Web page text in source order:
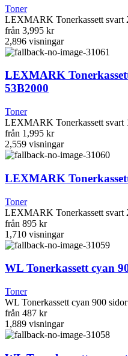
Toner
LEXMARK Tonerkassett svart
från 3,995 kr
2,896 visningar
LEXMARK
53B2000
Toner
LEXMARK Tonerkassett svart
från 1,995 kr
2,559 visningar
LEXMARK
Toner
LEXMARK Tonerkassett svart
från 895 kr
1,710 visningar
WL Tonerkassett cyan
Toner
WL Tonerkassett cyan 900
från 487 kr
1,889 visningar